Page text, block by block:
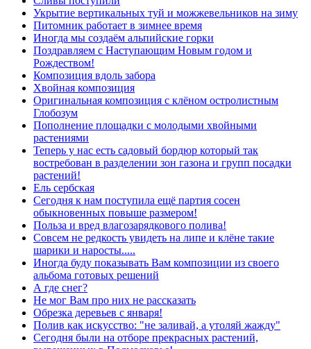
Укрытие вертикальных туй и можжевельников на зиму
Питомник работает в зимнее время
Иногда мы создаём альпийские горки
Поздравляем с Наступающим Новым годом и
Рождеством!
Композиция вдоль забора
Хвойная композиция
Оригинальная композиция с клёном остролистным
Глобозум
Пополнение площадки с молодыми хвойными
растениями
Теперь у нас есть садовый бордюр который так
востребован в разделении зон газона и групп посадки
растений!
Ель сербская
Сегодня к нам поступила ещё партия сосен
обыкновенных повыше размером!
Польза и вред влагозарядкового полива!
Совсем не редкость увидеть на липе и клёне такие
шарики и наросты.....
Иногда буду показывать Вам композиции из своего
альбома готовых решений
А где снег?
Не мог Вам про них не рассказать
Обрезка деревьев с января!
Полив как искусство: "не заливай, а утоляй жажду"
Сегодня были на отборе прекрасных растений,